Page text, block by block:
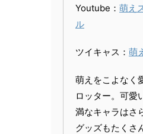
Youtube： 萌え
ル
ツイキャス： 萌
萌えをこよなく
ロッター。可愛
満なキャラはさ
グッズもたくさ